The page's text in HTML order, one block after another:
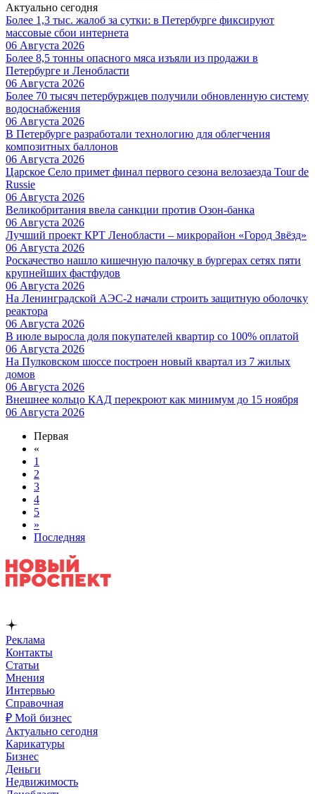
Актуально сегодня
Более 1,3 тыс. жалоб за сутки: в Петербурге фиксируют
массовые сбои интернета
06 Августа 2026
Более 8,5 тонны опасного мяса изъяли из продажи в
Петербурге и Ленобласти
06 Августа 2026
Более 70 тысяч петербуржцев получили обновленную систему
водоснабжения
06 Августа 2026
В Петербурге разработали технологию для облегчения
композитных баллонов
06 Августа 2026
Царское Село примет финал первого сезона велозаезда Tour de
Russie
06 Августа 2026
Великобритания ввела санкции против Озон-банка
06 Августа 2026
Лучший проект КРТ Ленобласти – микрорайон «Город Звёзд»
06 Августа 2026
Роскачество нашло кишечную палочку в бургерах сетях пяти
крупнейших фастфудов
06 Августа 2026
На Ленинградской АЭС-2 начали строить защитную оболочку
реактора
06 Августа 2026
В июле выросла доля покупателей квартир со 100% оплатой
06 Августа 2026
На Пулковском шоссе построен новый квартал из 7 жилых
домов
06 Августа 2026
Внешнее кольцо КАД перекроют как минимум до 15 ноября
06 Августа 2026
Первая
«
1
2
3
4
5
»
Последняя
Реклама
Контакты
Статьи
Мнения
Интервью
Справочная
₽ Мой бизнес
Актуально сегодня
Карикатуры
Бизнес
Деньги
Недвижимость